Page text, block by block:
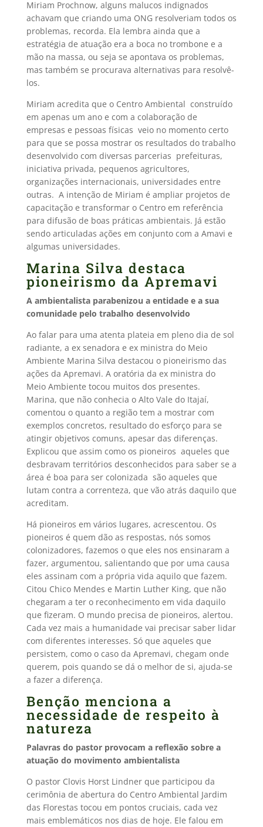
Miriam Prochnow, alguns malucos indignados
achavam que criando uma ONG resolveriam todos os
problemas, recorda. Ela lembra ainda que a
estratégia de atuação era a boca no trombone e a
mão na massa, ou seja se apontava os problemas,
mas também se procurava alternativas para resolvê-
los.
Miriam acredita que o Centro Ambiental  construído
em apenas um ano e com a colaboração de
empresas e pessoas físicas  veio no momento certo
para que se possa mostrar os resultados do trabalho
desenvolvido com diversas parcerias  prefeituras,
iniciativa privada, pequenos agricultores,
organizações internacionais, universidades entre
outras. A intenção de Miriam é ampliar projetos de
capacitação e transformar o Centro em referência
para difusão de boas práticas ambientais. Já estão
sendo articuladas ações em conjunto com a Amavi e
algumas universidades.
Marina Silva destaca
pioneirismo da Apremavi
A ambientalista parabenizou a entidade e a sua
comunidade pelo trabalho desenvolvido
Ao falar para uma atenta plateia em pleno dia de sol
radiante, a ex senadora e ex ministra do Meio
Ambiente Marina Silva destacou o pioneirismo das
ações da Apremavi. A oratória da ex ministra do
Meio Ambiente tocou muitos dos presentes.
Marina, que não conhecia o Alto Vale do Itajaí,
comentou o quanto a região tem a mostrar com
exemplos concretos, resultado do esforço para se
atingir objetivos comuns, apesar das diferenças.
Explicou que assim como os pioneiros  aqueles que
desbravam territórios desconhecidos para saber se a
área é boa para ser colonizada  são aqueles que
lutam contra a correnteza, que vão atrás daquilo que
acreditam.
Há pioneiros em vários lugares, acrescentou. Os
pioneiros é quem dão as respostas, nós somos
colonizadores, fazemos o que eles nos ensinaram a
fazer, argumentou, salientando que por uma causa
eles assinam com a própria vida aquilo que fazem.
Citou Chico Mendes e Martin Luther King, que não
chegaram a ter o reconhecimento em vida daquilo
que fizeram. O mundo precisa de pioneiros, alertou.
Cada vez mais a humanidade vai precisar saber lidar
com diferentes interesses. Só que aqueles que
persistem, como o caso da Apremavi, chegam onde
querem, pois quando se dá o melhor de si, ajuda-se
a fazer a diferença.
Benção menciona a
necessidade de respeito à
natureza
Palavras do pastor provocam a reflexão sobre a
atuação do movimento ambientalista
O pastor Clovis Horst Lindner que participou da
cerimônia de abertura do Centro Ambiental Jardim
das Florestas tocou em pontos cruciais, cada vez
mais emblemáticos nos dias de hoje. Ele falou em